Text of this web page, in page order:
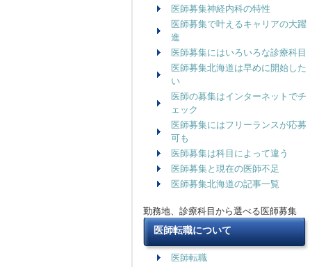
医師募集神経内科の特性
医師募集で叶えるキャリアの大躍
進
医師募集にはいろいろな診療科目
医師募集北海道は早めに開始した
い
医師の募集はインターネットでチ
ェック
医師募集にはフリーランスが応募
可も
医師募集は科目によって違う
医師募集と現在の医師不足
医師募集北海道の記事一覧
勤務地、診療科目から選べる医師募集
医師転職について
医師転職